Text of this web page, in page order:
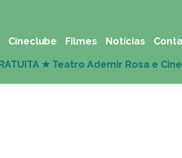
Cineclube Filmes Notícias